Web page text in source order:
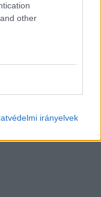
other
irányelvek
a
a
Kele János
el, a